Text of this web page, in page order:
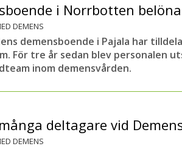
i Norrbotten
DEMENS
demensboende i Pajala har
För tre år sedan blev personalen
inom demensvården.
deltagare vid
DEMENS